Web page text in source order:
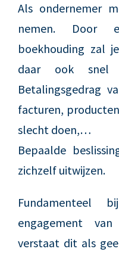
Als ondernemer
nemen. Door
boekhouding zal
daar ook snel
Betalingsgedrag
facturen,
slecht doen,…
Bepaalde
zichzelf uitwijzen.
engagement
verstaat dit als